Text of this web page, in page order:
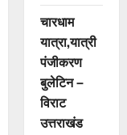
चारधाम
यात्रा,यात्री
पंजीकरण
बुलेटिन –
विराट
उत्तराखंड